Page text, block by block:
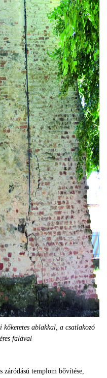
ablakkal, a csatlakozó
falával
záródású templom bővítése,